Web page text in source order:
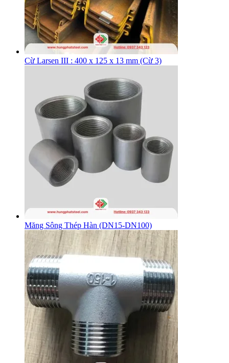
Cừ Larsen III : 400 x 125 x 13 mm (Cừ 3)
Măng Sông Thép Hàn (DN15-DN100)